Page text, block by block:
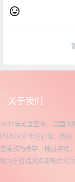
关于我们
2012年成立至今，是国内
PUACP网专注心理、情
恋爱技巧教学、情感咨询
致力于打造具有影响力的